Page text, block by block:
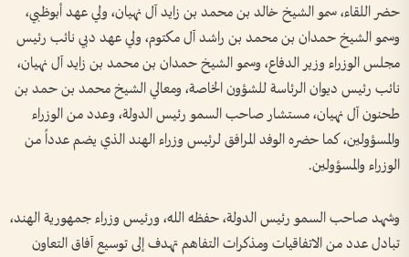
حضر اللقاء، سمو الشيخ خالد بن محمد بن زايد آل نهيان، ولي عهد أبوظبي،
وسمو الشيخ حمدان بن محمد بن راشد آل مكتوم، ولي عهد دبي نائب رئيس
مجلس الوزراء وزير الدفاع، وسمو الشيخ حمدان بن محمد بن زايد آل نهيان،
نائب رئيس ديوان الرئاسة للشؤون الخاصة، ومعالي الشيخ محمد بن حمد بن
طحنون آل نهيان، مستشار صاحب السمو رئيس الدولة، وعدد من الوزراء
والمسؤولين، كما حضره الوفد المرافق لرئيس وزراء الهند الذي يضم عدداً من
الوزراء والمسؤولين.
وشهد صاحب السمو رئيس الدولة، حفظه الله، ورئيس وزراء جمهورية الهند،
تبادل عدد من الاتفاقيات ومذكرات التفاهم تهدف إلى توسيع آفاق التعاون